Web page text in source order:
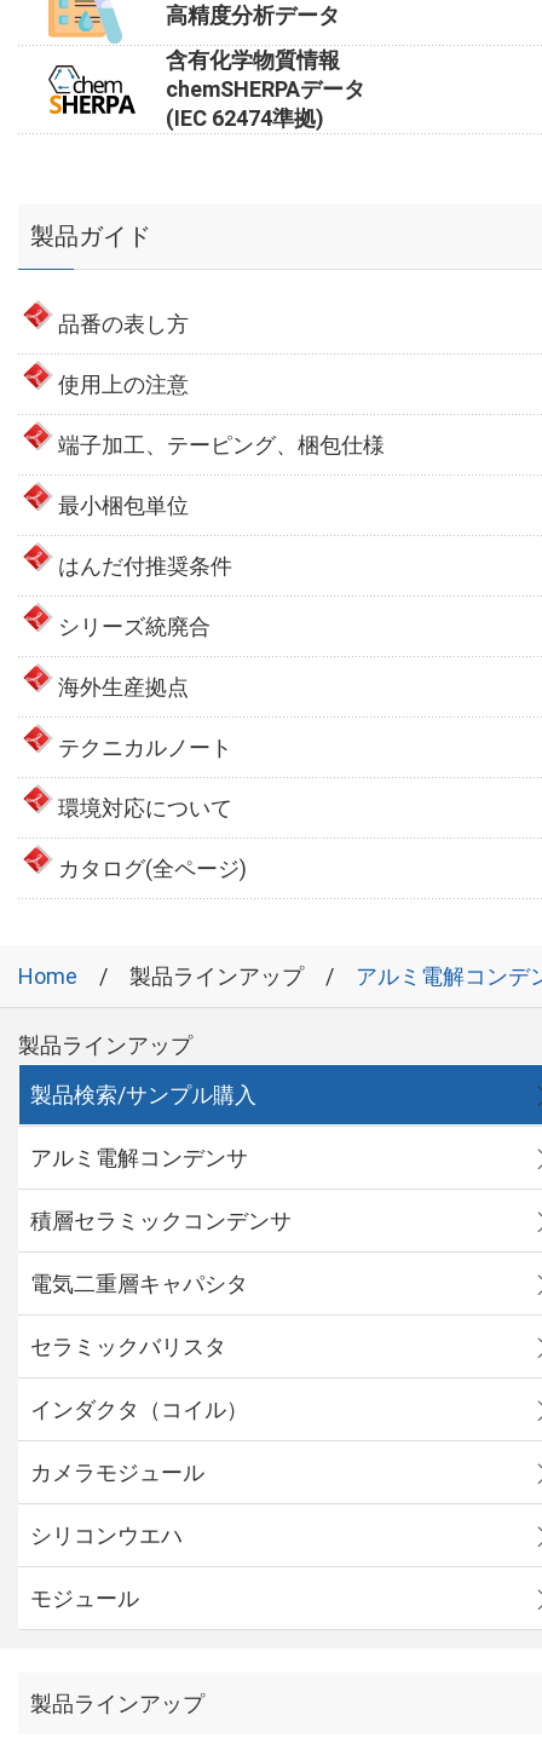
高精度分析データ
含有化学物質情報
chemSHERPAデータ
(IEC 62474準拠)
製品ガイド
品番の表し方
使用上の注意
端子加工、テーピング、梱包仕様
最小梱包単位
はんだ付推奨条件
シリーズ統廃合
海外生産拠点
テクニカルノート
環境対応について
カタログ(全ページ)
Home 製品ラインアップ アルミ電解コンデ
製品ラインアップ
製品検索/サンプル購入
アルミ電解コンデンサ
積層セラミックコンデンサ
電気二重層キャパシタ
セラミックバリスタ
インダクタ（コイル）
カメラモジュール
シリコンウエハ
モジュール
製品ラインアップ